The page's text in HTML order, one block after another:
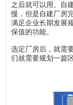
之后就可以用。自
慢，但是自建厂房
满足企业长期发展
保值的功能。
选定厂房后，就需
们就需要规划一篇